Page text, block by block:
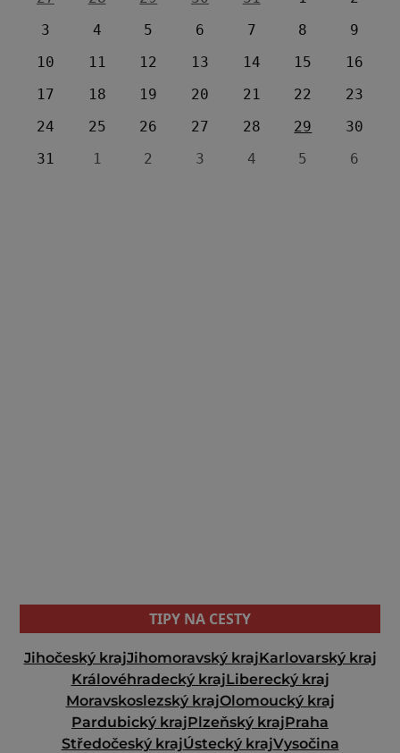
3
4 5 6 7 8
9
10
11 12 13 14 15
16
17
18 19 20 21 22
23
24
25 26 27 28 29
30
31
1 2 3 4 5 6
TIPY NA CESTY
Jihočeský krajJihomoravský krajKarlovarský kraj
Královéhradecký krajLiberecký kraj
Moravskoslezský krajOlomoucký kraj
Pardubický krajPlzeňský krajPraha
Středočeský krajÚstecký krajVysočina